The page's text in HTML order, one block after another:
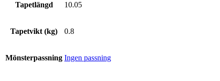
Tapetlängd 10.05
Tapetvikt (kg) 0.8
Mönsterpassning Ingen passning